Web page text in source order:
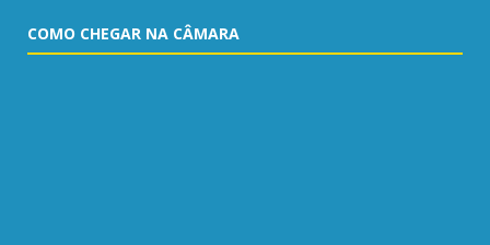
COMO CHEGAR NA CÂMARA